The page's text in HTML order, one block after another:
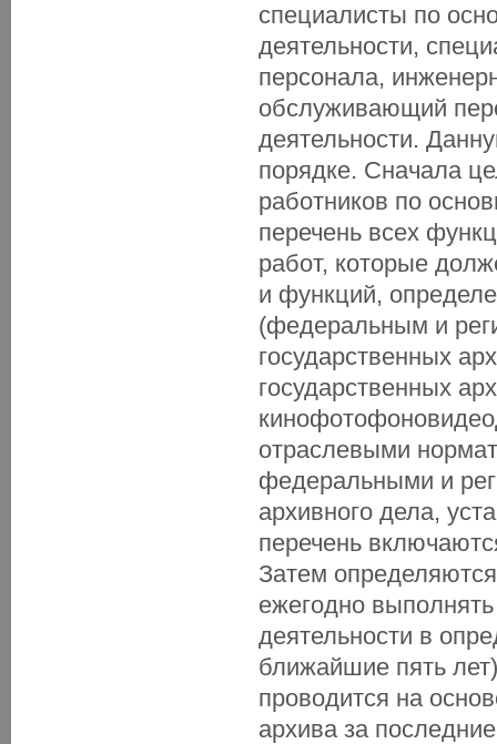
специалисты по
деятельности,
персонала,
обслуживающий
деятельности.
порядке. Сначала
работников по
перечень всех
работ, которые
и функций,
(федеральным и
государственных
государственных
отраслевыми
федеральными и
архивного дела,
перечень
Затем
ежегодно
деятельности в
ближайшие пять
проводится на
архива за